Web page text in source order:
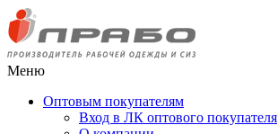
Меню
Оптовым покупателям
Вход в ЛК оптового покупателя